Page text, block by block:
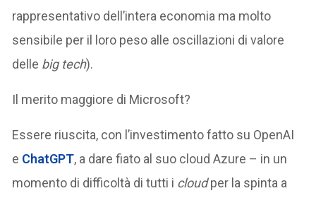
rappresentativo dell’intera economia ma molto
sensibile per il loro peso alle oscillazioni di valore
delle big tech).
Il merito maggiore di Microsoft?
Essere riuscita, con l’investimento fatto su OpenAI
e ChatGPT, a dare fiato al suo cloud Azure – in un
momento di difficoltà di tutti i cloudper la spinta a